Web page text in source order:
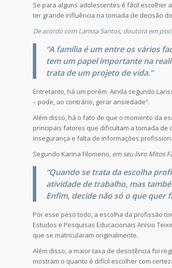
Se para alguns adolescentes é fácil escolher
ter grande influência na tomada de decisão
De acordo com Larissa Santos, doutora em
“A família é um entre os vários
tem um papel importante na
trata de um projeto de vida.”
Entretanto, há um porém. Ainda segundo
– pode, ao contrário, gerar ansiedade”.
Além disso, há o fato de que o momento da
principais fatores que dificultam a tomada
insegurança e falta de informações
Segundo Karina Filomeno, em seu livro Mitos
“Quando se trata da escolha
atividade de trabalho, mas
Enfim, decide não só o que quer
Por esse peso todo, a escolha da profissão
Estudos e Pesquisas Educacionais Anísio
que se matricularam originalmente.
Além disso, a maior taxa de desistência foi
mostram o quanto é difícil escolher com